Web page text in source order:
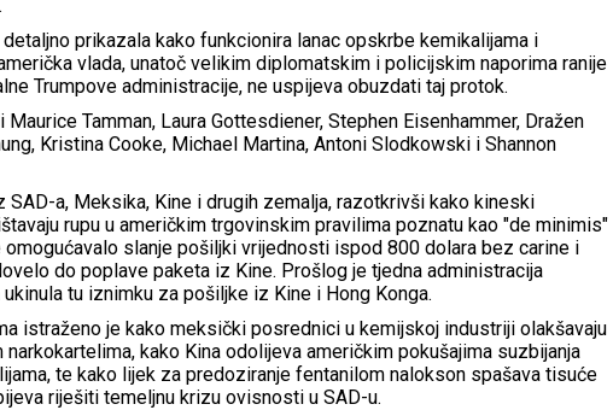
prikazala kako funkcionira lanac opskrbe kemikalijama i
vlada, unatoč velikim diplomatskim i policijskim naporima ranije
Trumpove administracije, ne uspijeva obuzdati taj protok.
Tamman, Laura Gottesdiener, Stephen Eisenhammer, Dražen
Kristina Cooke, Michael Martina, Antoni Slodkowski i Shannon
SAD-a, Meksika, Kine i drugih zemalja, razotkrivši kako kineski
rupu u američkim trgovinskim pravilima poznatu kao "de minimis"
omogućavalo slanje pošiljki vrijednosti ispod 800 dolara bez carine i
do poplave paketa iz Kine. Prošlog je tjedna administracija
ukinula tu iznimku za pošiljke iz Kine i Hong Konga.
istraženo je kako meksički posrednici u kemijskoj industriji olakšavaju
narkokartelima, kako Kina odolijeva američkim pokušajima suzbijanja
te kako lijek za predoziranje fentanilom nalokson spašava tisuće
riješiti temeljnu krizu ovisnosti u SAD-u.